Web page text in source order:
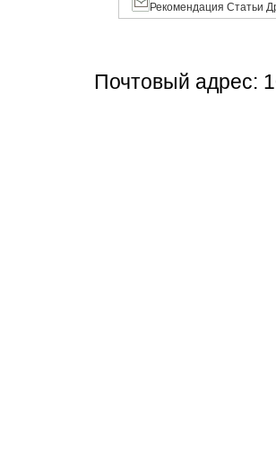
Рекомендация Статьи
Почтовый адрес: